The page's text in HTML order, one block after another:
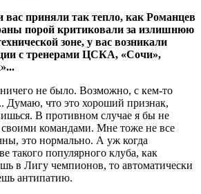
вас приняли так тепло, как Романцев
порой критиковали за излишнюю
зоне, у вас возникали
с тренерами ЦСКА, «Сочи»,
не было. Возможно, с кем-то
Думаю, что это хороший признак,
В противном случае я бы не
своими командами. Мне тоже не все
это нормально. А уж когда
такого популярного клуба, как
в Лигу чемпионов, то автоматически
антипатию.